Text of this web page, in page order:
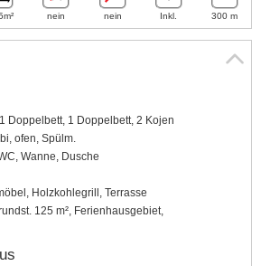
Doppelbett, 1 Doppelbett, 2 Kojen
ofen, Spülm.
Wanne, Dusche
Holzkohlegrill, Terrasse
125 m², Ferienhausgebiet,
nein nein Inkl. 300 m